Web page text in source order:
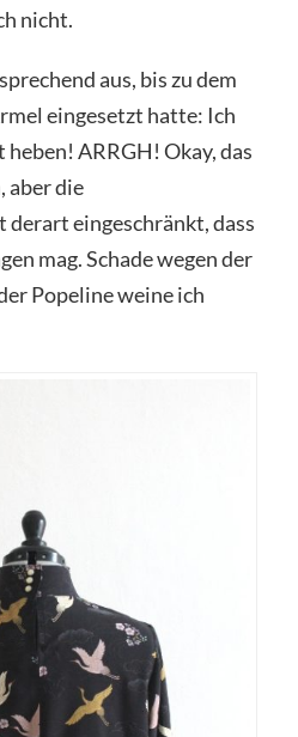
nicht.
aus, bis zu dem
eingesetzt hatte: Ich
ARRGH! Okay, das
aber die
eingeschränkt, dass
mag. Schade wegen der
Popeline weine ich